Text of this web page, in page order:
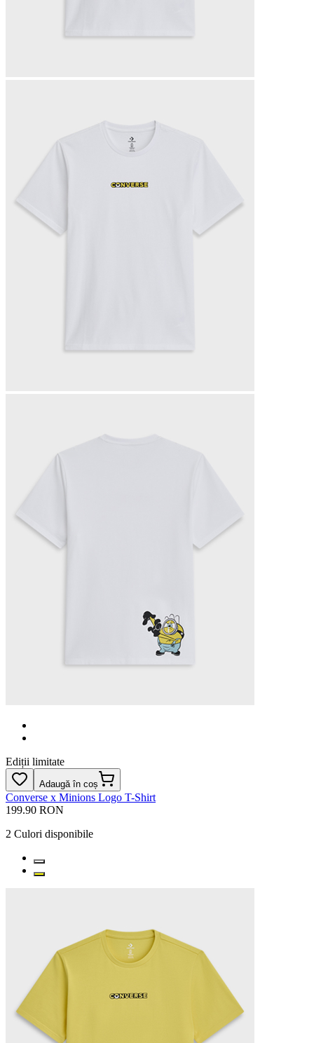
Ediții limitate
Adaugă în coș
Converse x Minions Logo T-Shirt
199.90 RON
2 Culori disponibile